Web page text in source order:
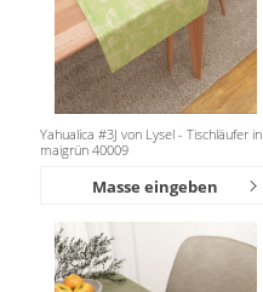
Yahualica #3J von Lysel - Tischläufer in
maigrün 40009
Masse eingeben